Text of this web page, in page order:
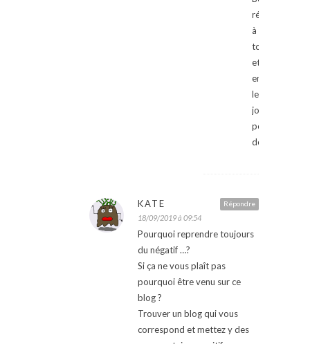
à
toi
et
enjoy
les
jolis
petits
décolletés
Répondre
KATE
18/09/2019 à 09:54
Pourquoi reprendre toujours
du négatif …?
Si ça ne vous plaît pas
pourquoi être venu sur ce
blog ?
Trouver un blog qui vous
correspond et mettez y des